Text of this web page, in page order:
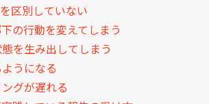
区別していない
の行動を変えてしまう
を生み出してしまう
うになる
グが遅れる